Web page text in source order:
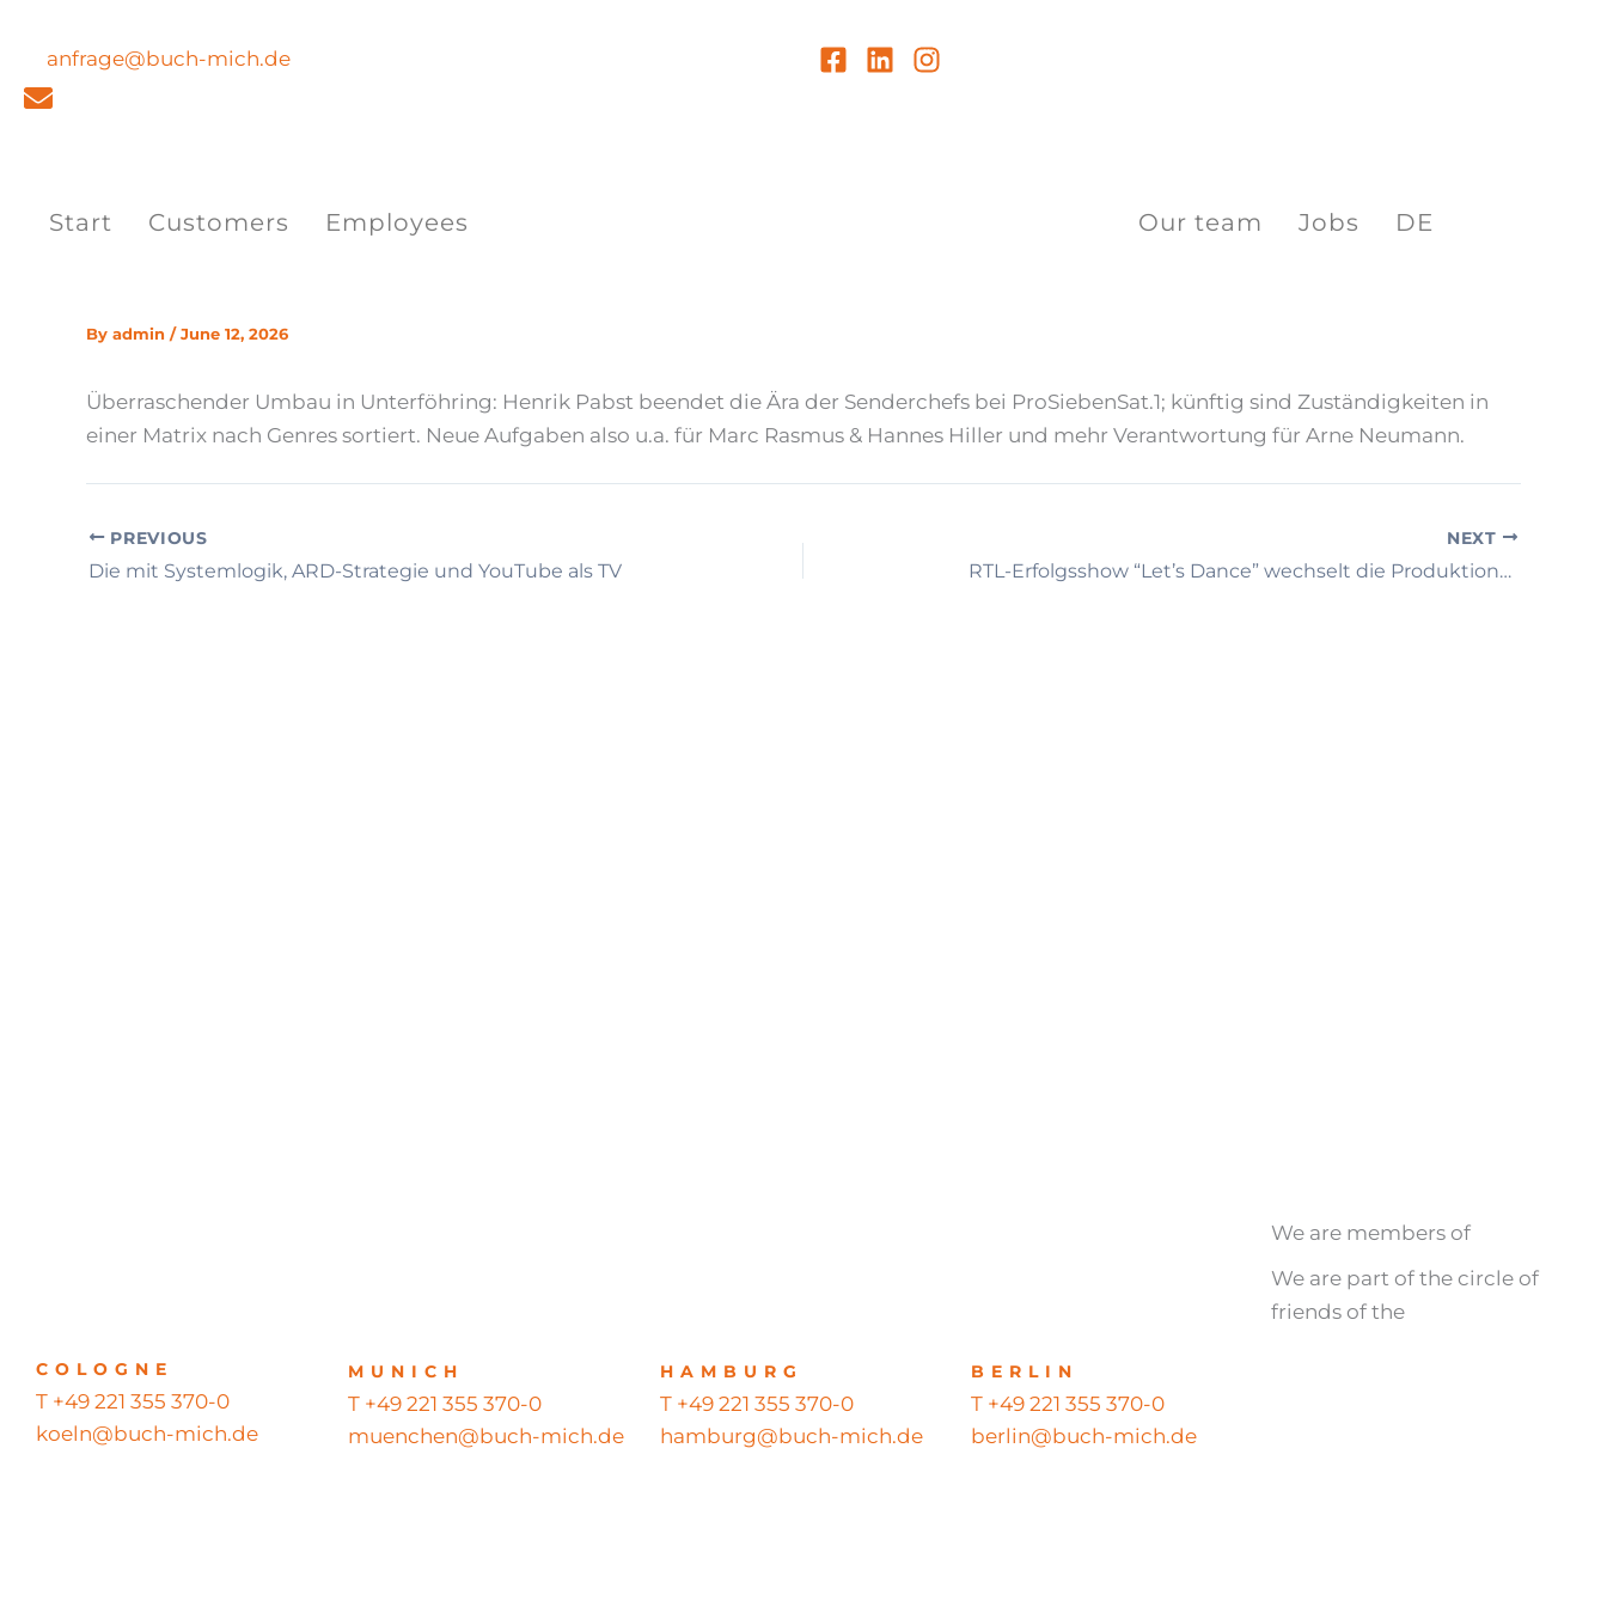
content
anfrage@buch-mich.de
Start Customers Employees Our team Jobs DE
By admin /June 12, 2026
Überraschender Umbau in Unterföhring: Henrik Pabst beendet die Ära der Senderchefs bei ProSiebenSat.1; künftig sind Zuständigkeiten in
einer Matrix nach Genres sortiert. Neue Aufgaben also u.a. für Marc Rasmus & Hannes Hiller und mehr Verantwortung für Arne Neumann.
PREVIOUS
Die mit Systemlogik, ARD-Strategie und YouTube als TV
NEXT
RTL-Erfolgsshow “Let’s Dance” wechselt die Produktionsfirma
COLOGNE
T +49 221 355 370-0
koeln@buch-mich.de
MUNICH
T +49 221 355 370-0
muenchen@buch-mich.de
HAMBURG
T +49 221 355 370-0
hamburg@buch-mich.de
BERLIN
T +49 221 355 370-0
berlin@buch-mich.de
We are members of
We are part of the circle of
friends of the